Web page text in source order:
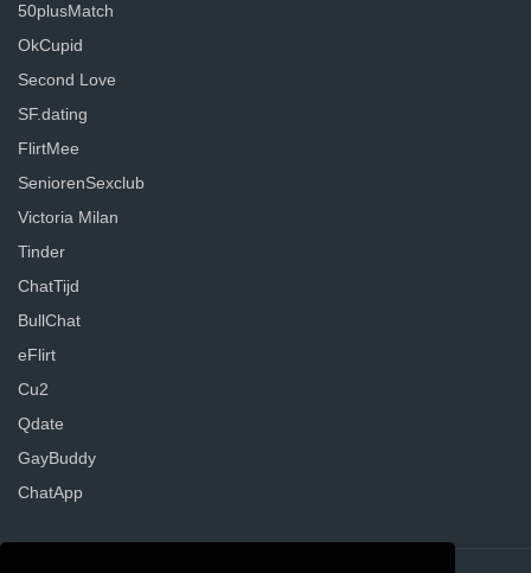
50plusMatch
OkCupid
Second Love
SF.dating
FlirtMee
SeniorenSexclub
Victoria Milan
Tinder
ChatTijd
BullChat
eFlirt
Cu2
Qdate
GayBuddy
ChatApp